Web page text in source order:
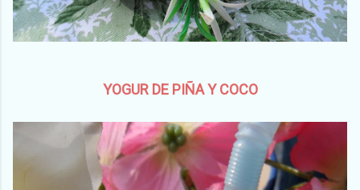
YOGUR DE PIÑA Y COCO